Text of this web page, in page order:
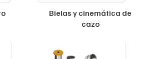
Bielas y cinemática de
cazo